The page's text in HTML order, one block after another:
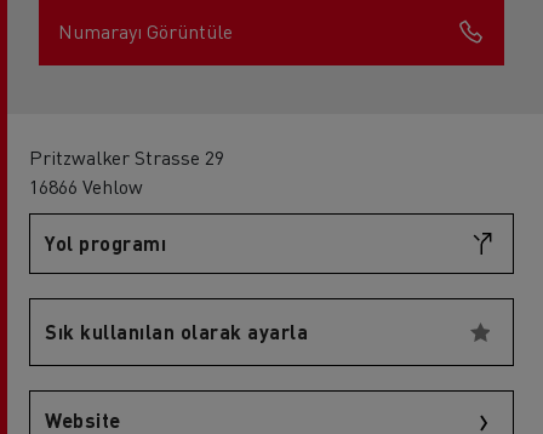
Numarayı Görüntüle
Pritzwalker Strasse 29
16866 Vehlow
Yol programı
Sık kullanılan olarak ayarla
Website